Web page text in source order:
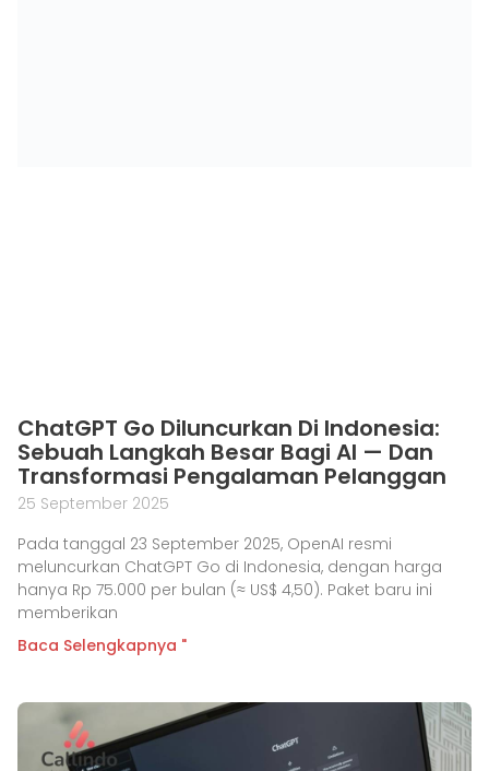
ChatGPT Go Diluncurkan Di Indonesia:
Sebuah Langkah Besar Bagi AI — Dan
Transformasi Pengalaman Pelanggan
25 September 2025
Pada tanggal 23 September 2025, OpenAI resmi
meluncurkan ChatGPT Go di Indonesia, dengan harga
hanya Rp 75.000 per bulan (≈ US$ 4,50). Paket baru ini
memberikan
Baca Selengkapnya "